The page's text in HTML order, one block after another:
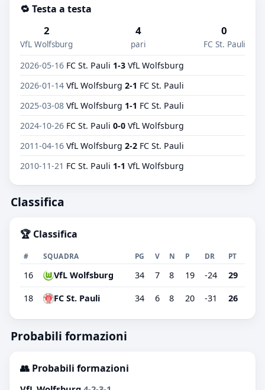
🔁 Testa a testa
2
VfL Wolfsburg
4
pari
0
FC St. Pauli
2026-05-16 FC St. Pauli 1-3 VfL Wolfsburg
2026-01-14 VfL Wolfsburg 2-1 FC St. Pauli
2025-03-08 VfL Wolfsburg 1-1 FC St. Pauli
2024-10-26 FC St. Pauli 0-0 VfL Wolfsburg
2011-04-16 VfL Wolfsburg 2-2 FC St. Pauli
2010-11-21 FC St. Pauli 1-1 VfL Wolfsburg
Classifica
🏆 Classifica
# SQUADRA PG V N P DR PT
16 VfL Wolfsburg 34 7 8 19 -24 29
18 FC St. Pauli 34 6 8 20 -31 26
Probabili formazioni
👥 Probabili formazioni